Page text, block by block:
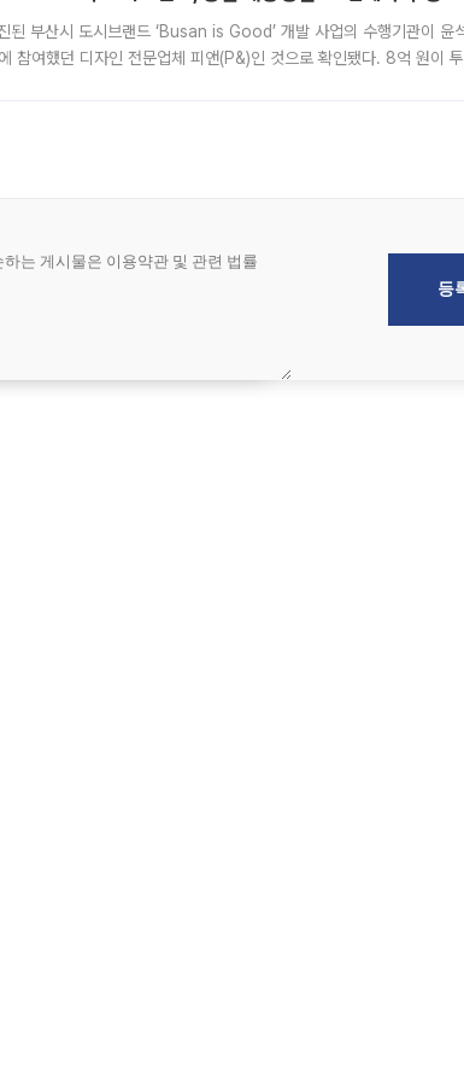
된 부산시 도시브랜드 ‘Busan is Good’ 개발 사업의 수행기관이 윤
참여했던 디자인 전문업체 피앤(P&)인 것으로 확인됐다. 8억 원이